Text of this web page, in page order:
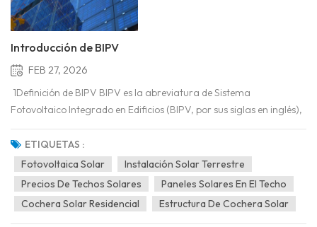
Introducción de BIPV
FEB 27, 2026
1Definición de BIPV BIPV es la abreviatura de Sistema
Fotovoltaico Integrado en Edificios (BIPV, por sus siglas en inglés),
un sistema fotovoltaico integrado en edificios que instala paneles
solares fotovoltaicos en la envolvente o superficie exterior del
edificio para generar electricidad, ya sea...
ETIQUETAS :
Fotovoltaica Solar
Instalación Solar Terrestre
Precios De Techos Solares
Paneles Solares En El Techo
Cochera Solar Residencial
Estructura De Cochera Solar